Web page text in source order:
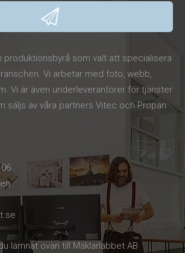
produktionsbyrå som valt att specialisera
Vi arbetar med foto, webb,
Vi är även underleverantörer för tjänster
säljs av våra partners Vitec och Propan
lämnat ovan till Mäklarlabbet AB